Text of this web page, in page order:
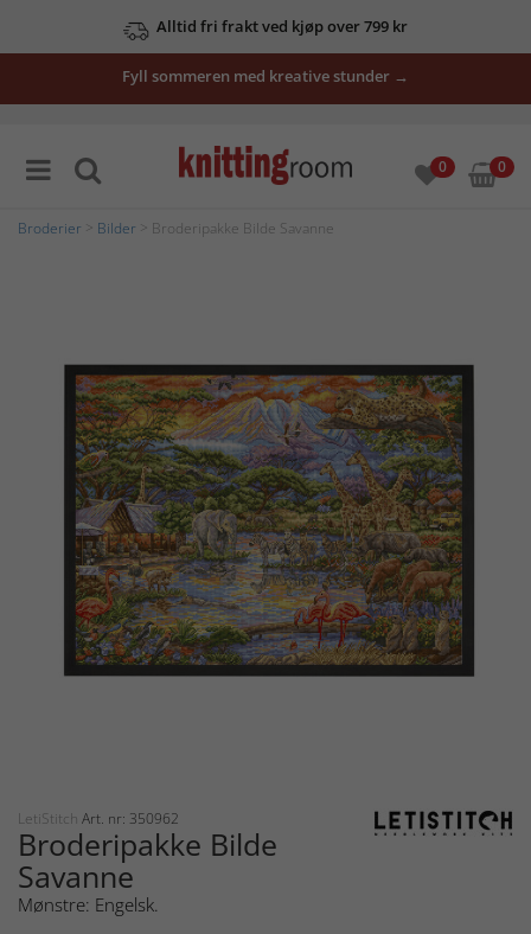
Alltid fri frakt ved kjøp over 799 kr
Fyll sommeren med kreative stunder →
0 0
Broderier Bilder > Broderipakke Bilde Savanne
LetiStitch Art. nr: 350962
Broderipakke Bilde
Savanne
Mønstre: Engelsk.